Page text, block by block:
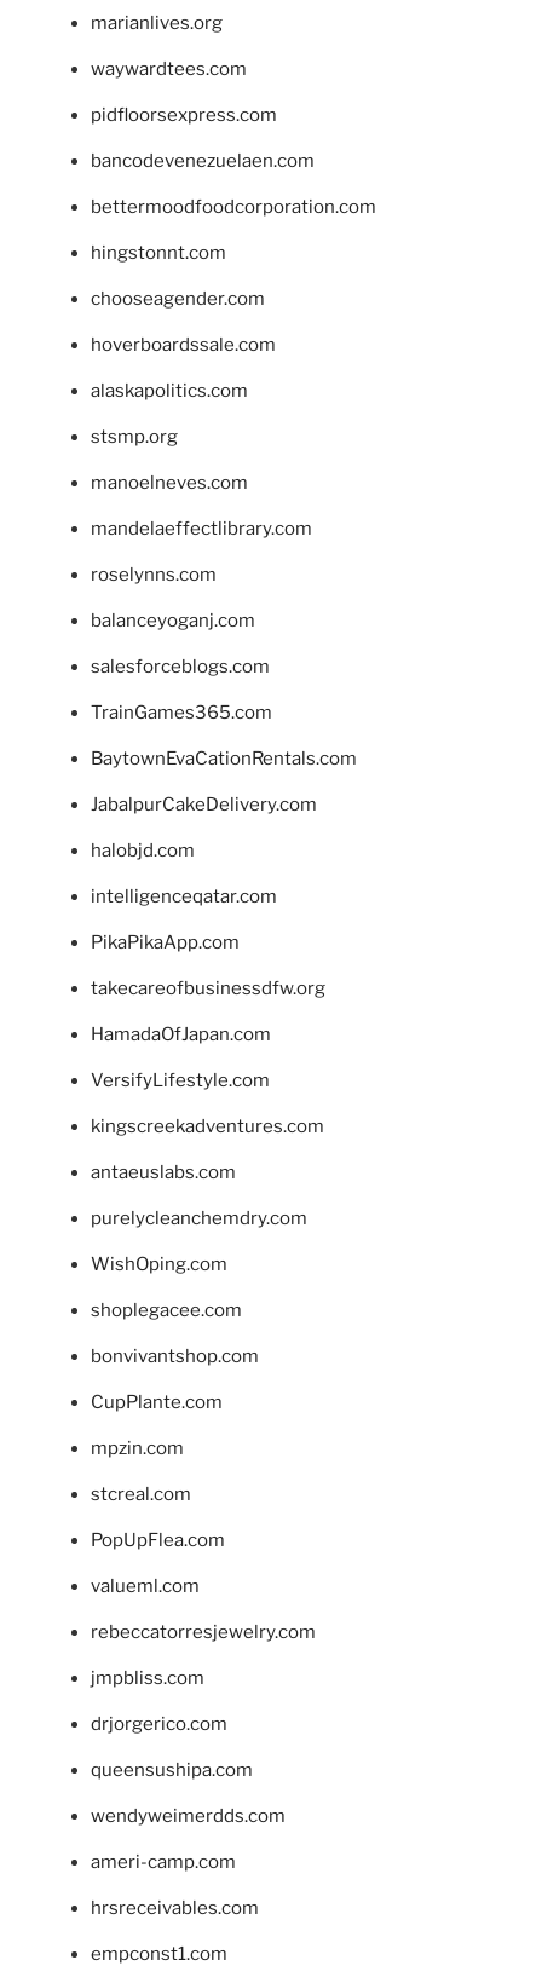
marianlives.org
waywardtees.com
pidfloorsexpress.com
bancodevenezuelaen.com
bettermoodfoodcorporation.com
hingstonnt.com
chooseagender.com
hoverboardssale.com
alaskapolitics.com
stsmp.org
manoelneves.com
mandelaeffectlibrary.com
roselynns.com
balanceyoganj.com
salesforceblogs.com
TrainGames365.com
BaytownEvaCationRentals.com
JabalpurCakeDelivery.com
halobjd.com
intelligenceqatar.com
PikaPikaApp.com
takecareofbusinessdfw.org
HamadaOfJapan.com
VersifyLifestyle.com
kingscreekadventures.com
antaeuslabs.com
purelycleanchemdry.com
WishOping.com
shoplegacee.com
bonvivantshop.com
CupPlante.com
mpzin.com
stcreal.com
PopUpFlea.com
valueml.com
rebeccatorresjewelry.com
jmpbliss.com
drjorgerico.com
queensushipa.com
wendyweimerdds.com
ameri-camp.com
hrsreceivables.com
empconst1.com